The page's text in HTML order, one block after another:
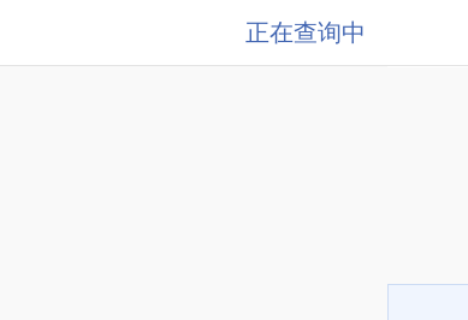
正在查询中